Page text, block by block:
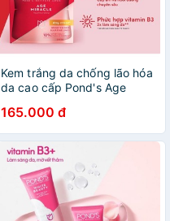
Kem trắng da chống lão hóa
da cao cấp Pond's Age
165.000 đ